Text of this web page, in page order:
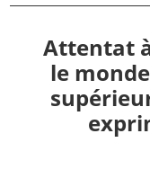
Accueil
Attentat
le